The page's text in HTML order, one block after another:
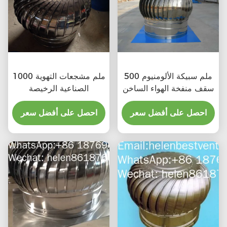
1000 ملم مشجعات التهوية
الصناعية الرخيصة
احصل على أفضل سعر
500 ملم سبيكة الألومنيوم
سقف منفخة الهواء الساخن
احصل على أفضل سعر